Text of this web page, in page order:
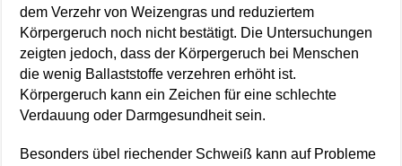
dem Verzehr von Weizengras und reduziertem
Körpergeruch noch nicht bestätigt. Die Untersuchungen
zeigten jedoch, dass der Körpergeruch bei Menschen
die wenig Ballaststoffe verzehren erhöht ist.
Körpergeruch kann ein Zeichen für eine schlechte
Verdauung oder Darmgesundheit sein.
Besonders übel riechender Schweiß kann auf Probleme